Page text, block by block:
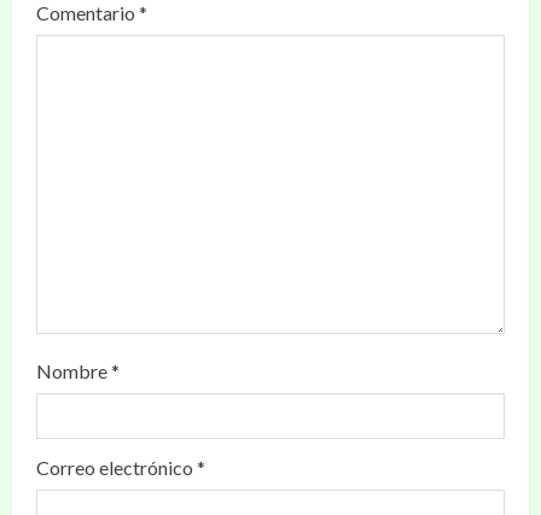
Comentario *
Nombre*
Correo electrónico *